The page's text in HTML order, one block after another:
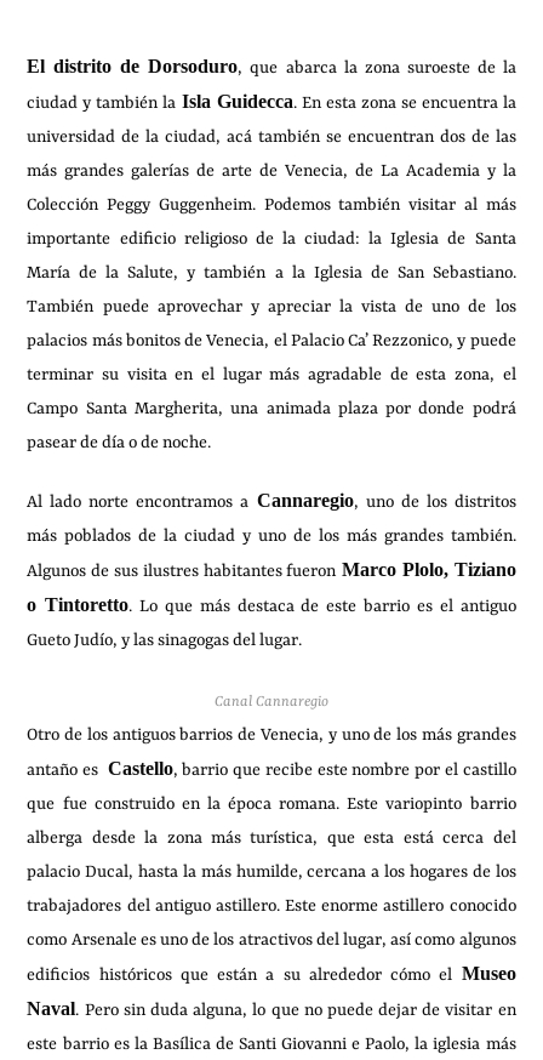
El distrito de Dorsoduro, que abarca la zona suroeste de la
ciudad y también la Isla Guidecca. En esta zona se encuentra la
universidad de la ciudad, acá también se encuentran dos de las
más grandes galerías de arte de Venecia, de La Academia y la
Colección Peggy Guggenheim. Podemos también visitar al más
importante edificio religioso de la ciudad: la Iglesia de Santa
María de la Salute, y también a la Iglesia de San Sebastiano.
También puede aprovechar y apreciar la vista de uno de los
palacios más bonitos de Venecia, el Palacio Ca’ Rezzonico, y puede
terminar su visita en el lugar más agradable de esta zona, el
Campo Santa Margherita, una animada plaza por donde podrá
pasear de día o de noche.
Al lado norte encontramos a Cannaregio, uno de los distritos
más poblados de la ciudad y uno de los más grandes también.
Algunos de sus ilustres habitantes fueron Marco Plolo, Tiziano
o Tintoretto. Lo que más destaca de este barrio es el antiguo
Gueto Judío, y las sinagogas del lugar.
Canal Cannaregio
Otro de los antiguos barrios de Venecia, y uno de los más grandes
antaño es Castello, barrio que recibe este nombre por el castillo
que fue construido en la época romana. Este variopinto barrio
alberga desde la zona más turística, que esta está cerca del
palacio Ducal, hasta la más humilde, cercana a los hogares de los
trabajadores del antiguo astillero. Este enorme astillero conocido
como Arsenale es uno de los atractivos del lugar, así como algunos
edificios históricos que están a su alrededor cómo el Museo
Naval. Pero sin duda alguna, lo que no puede dejar de visitar en
este barrio es la Basílica de Santi Giovanni e Paolo, la iglesia más